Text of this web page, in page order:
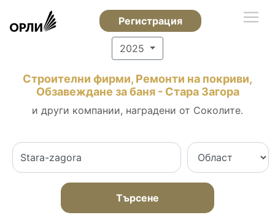
Регистрация
2025
Строителни фирми, Ремонти на покриви,
Обзавеждане за баня - Стара Загора
и други компании, наградени от Соколите.
Търсене